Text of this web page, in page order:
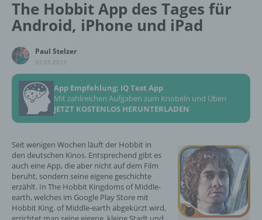
The Hobbit App des Tages für
Android, iPhone und iPad
Paul Stelzer
03.01.2013
App Empfehlung: IQ Test App
Mit zahlreichen Aufgaben zum Knobeln und Üben
JETZT KOSTENLOS HERUNTERLADEN
Seit wenigen Wochen läuft der Hobbit in
den deutschen Kinos. Entsprechend gibt es
auch eine App, die aber nicht auf dem Film
beruht, sondern seine eigene geschichte
erzählt. In The Hobbit Kingdoms of Middle-
earth, welches im Google Play Store mit
Hobbit King. of Middle-earth abgekürzt wird,